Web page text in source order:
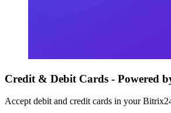
Credit & Debit Cards - Powered
Accept debit and credit cards in your